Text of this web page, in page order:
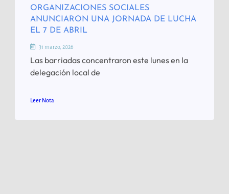
ORGANIZACIONES SOCIALES
ANUNCIARON UNA JORNADA DE LUCHA
EL 7 DE ABRIL
31 marzo, 2026
Las barriadas concentraron este lunes en la
delegación local de
Leer Nota